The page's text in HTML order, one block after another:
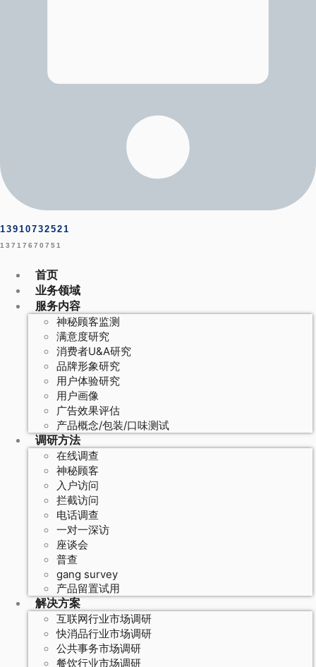
13910732521
13717670751
首页
业务领域
服务内容
神秘顾客监测
满意度研究
消费者U&A研究
品牌形象研究
用户体验研究
用户画像
广告效果评估
产品概念/包装/口味测试
调研方法
在线调查
神秘顾客
入户访问
拦截访问
电话调查
一对一深访
座谈会
普查
gang survey
产品留置试用
解决方案
互联网行业市场调研
快消品行业市场调研
公共事务市场调研
餐饮行业市场调研